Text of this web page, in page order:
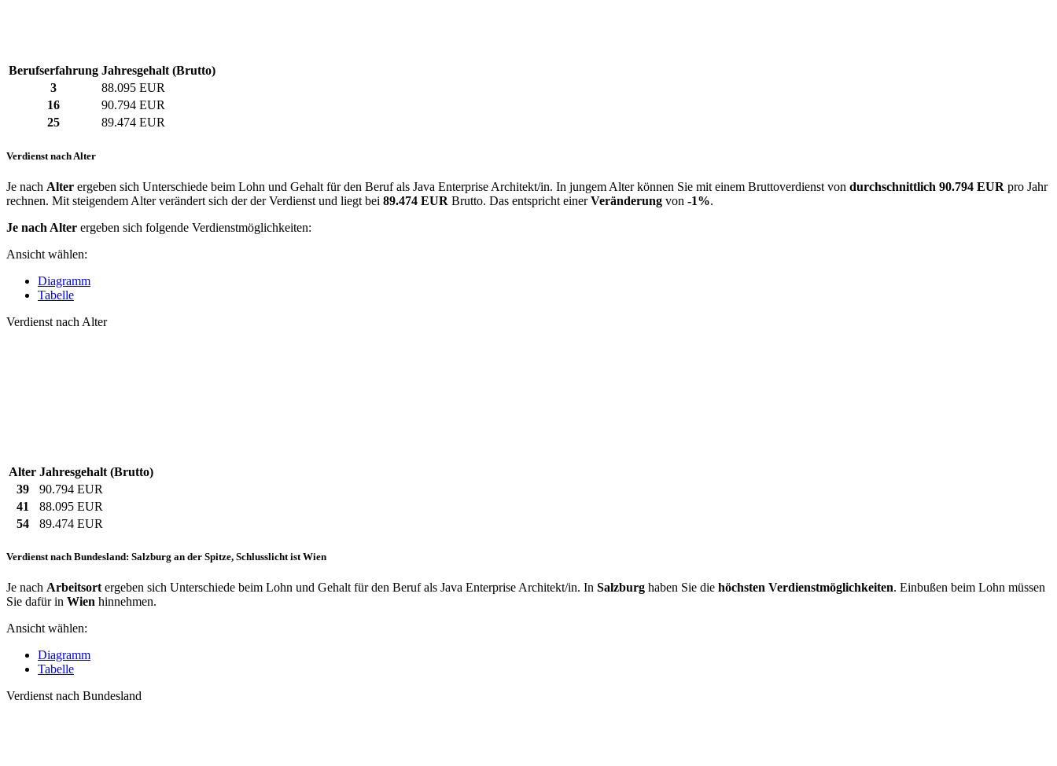
Berufserfahrung Jahresgehalt (Brutto)
3
88.095 EUR
16
90.794 EUR
25
89.474 EUR
Verdienst nach Alter
Je nach Alter ergeben sich Unterschiede beim Lohn und Gehalt für den Beruf als Java Enterprise Architekt/in. In jungem Alter können Sie mit einem Bruttoverdienst von durchschnittlich 90.794 EUR pro Jahr
rechnen. Mit steigendem Alter verändert sich der der Verdienst und liegt bei 89.474 EUR Brutto. Das entspricht einerVeränderung von -1%.
Je nach Alter ergeben sich folgende Verdienstmöglichkeiten:
Ansicht wählen:
Diagramm
Tabelle
Verdienst nach Alter
Alter Jahresgehalt (Brutto)
39
90.794 EUR
41
88.095 EUR
54
89.474 EUR
Verdienst nach Bundesland: Salzburg an der Spitze, Schlusslicht ist Wien
Je nach Arbeitsort ergeben sich Unterschiede beim Lohn und Gehalt für den Beruf als Java Enterprise Architekt/in. In Salzburg haben Sie die höchsten Verdienstmöglichkeiten. Einbußen beim Lohn müssen
Sie dafür in Wien hinnehmen.
Ansicht wählen:
Diagramm
Tabelle
Verdienst nach Bundesland